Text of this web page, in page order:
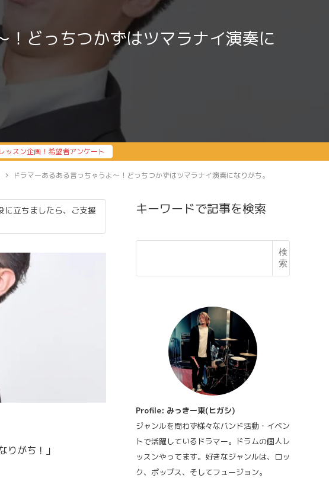
！どっちつかずはツマラナイ演奏に
ッスン企画！希望者アンケート
ドラマーあるある言っちゃうよ〜！どっちつかずはツマラナイ演奏になりがち。
に立ちましたら、ご支援
りがち！」
キーワードで記事を検索
検
索
Profile: みっきー東(ヒガシ)
ジャンルを問わず様々なバンド活動・イベン
トで活躍しているドラマー。ドラムの個人レ
ッスンやってます。好きなジャンルは、ロッ
ク、ポップス、そしてフュージョン。